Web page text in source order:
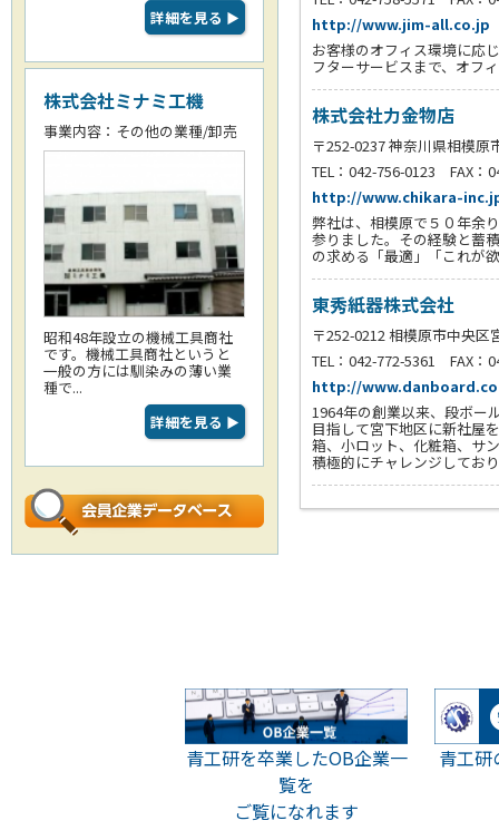
詳細を見る ▶
株式会社ミナミ工機
事業内容：その他の業種/卸売
昭和48年設立の機械工具商社
です。機械工具商社というと
一般の方には馴染みの薄い業
種で...
詳細を見る ▶
http://www.jim-all.co.jp
お客様のオフィス環境に応
フターサービスまで、オフ
株式会社力金物店
〒252-0237 神奈川県相模原
TEL：042-756-0123 FAX：
http://www.chikara-
弊社は、相模原で５０年余
参りました。その経験と蓄
の求める「最適」「これが
東秀紙器株式会社
〒252-0212 相模原市中央区
TEL：042-772-5361 FAX：
http://
1964年の創業以来、段ボー
目指して宮下地区に新社屋
箱、小ロット、化粧箱、サ
積極的にチャレンジしてお
青工研を卒業したOB企業一
覧を
ご覧になれます
青工研